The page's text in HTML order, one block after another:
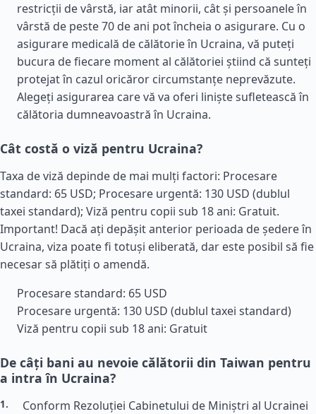
restricții de vârstă, iar atât minorii, cât și persoanele în
vârstă de peste 70 de ani pot încheia o asigurare. Cu o
asigurare medicală de călătorie în Ucraina, vă puteți
bucura de fiecare moment al călătoriei știind că sunteți
protejat în cazul oricăror circumstanțe neprevăzute.
Alegeți asigurarea care vă va oferi liniște sufletească în
călătoria dumneavoastră în Ucraina.
Cât costă o viză pentru Ucraina?
Taxa de viză depinde de mai mulți factori: Procesare
standard: 65 USD; Procesare urgentă: 130 USD (dublul
taxei standard); Viză pentru copii sub 18 ani: Gratuit.
Important! Dacă ați depășit anterior perioada de ședere în
Ucraina, viza poate fi totuși eliberată, dar este posibil să fie
necesar să plătiți o amendă.
Procesare standard: 65 USD
Procesare urgentă: 130 USD (dublul taxei standard)
Viză pentru copii sub 18 ani: Gratuit
De câți bani au nevoie călătorii din Taiwan pentru
a intra în Ucraina?
Conform Rezoluției Cabinetului de Miniștri al Ucrainei